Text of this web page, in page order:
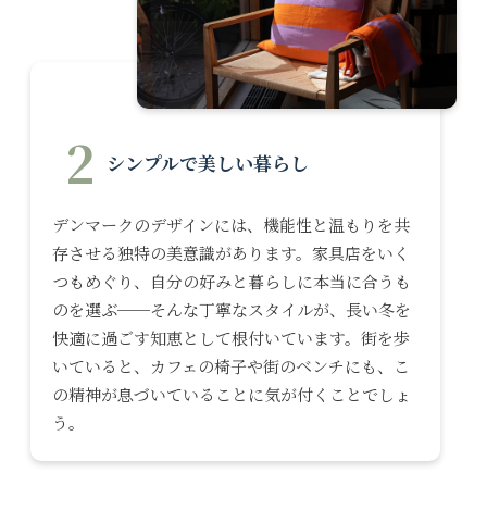
2 シンプルで美しい暮らし
デンマークのデザインには、機能性と温もりを共
存させる独特の美意識があります。家具店をいく
つもめぐり、自分の好みと暮らしに本当に合うも
のを選ぶ──そんな丁寧なスタイルが、長い冬を
快適に過ごす知恵として根付いています。街を歩
いていると、カフェの椅子や街のベンチにも、こ
の精神が息づいていることに気が付くことでしょ
う。